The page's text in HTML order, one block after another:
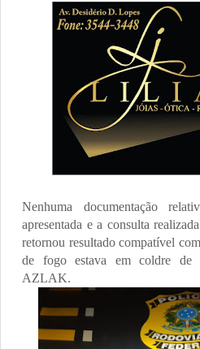
Nenhuma documentação
apresentada e a consulta
retornou resultado compatível
de fogo estava em coldre de
AZLAK.